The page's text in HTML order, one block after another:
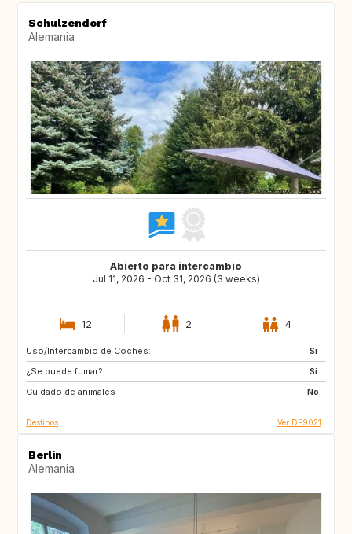
Schulzendorf
Alemania
Abierto para intercambio
Jul 11, 2026 - Oct 31, 2026 (3 weeks)
12 2 4
Uso/Intercambio de Coches:
Si
¿Se puede fumar?:
Si
Cuidado de animales :
No
IT
ES
FI
Destinos Ver DE9021
Berlin
Alemania